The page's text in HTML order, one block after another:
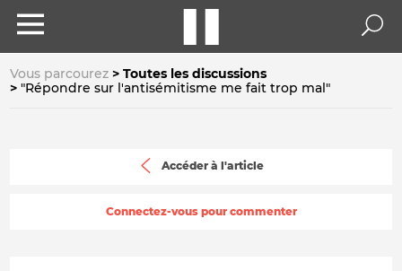
Vous parcourez
Toutes les discussions
"Répondre sur l'antisémitisme me fait trop mal"
Accéder à l'article
Connectez-vous pour commenter